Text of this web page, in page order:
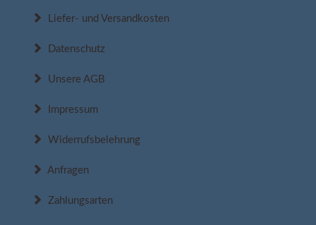
Liefer- und Versandkosten
Datenschutz
Unsere AGB
Impressum
Widerrufsbelehrung
Anfragen
Zahlungsarten